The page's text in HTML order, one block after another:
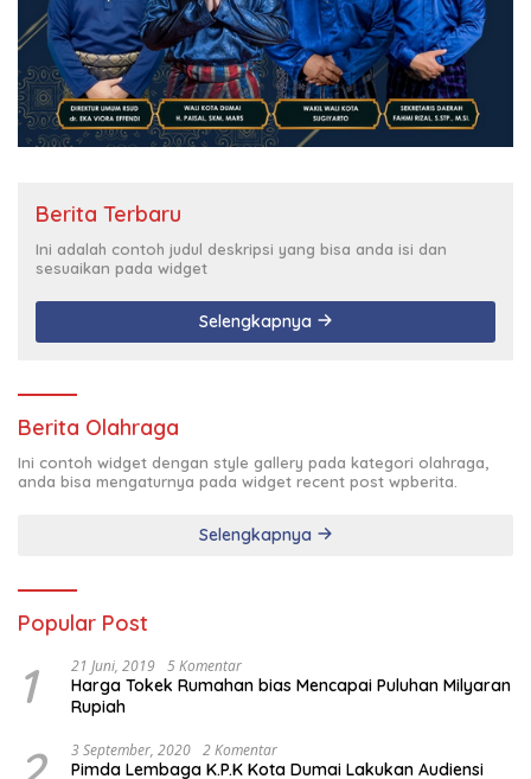
Berita Terbaru
Ini adalah contoh judul deskripsi yang bisa anda isi dan
sesuaikan pada widget
Selengkapnya
Berita Olahraga
Ini contoh widget dengan style gallery pada kategori olahraga,
anda bisa mengaturnya pada widget recent post wpberita.
Selengkapnya
Popular Post
1 21 Juni, 2019 5 Komentar
Harga Tokek Rumahan bias Mencapai Puluhan Milyaran
Rupiah
3 September, 2020 2 Komentar
Pimda Lembaga K.P.K Kota Dumai Lakukan Audiensi